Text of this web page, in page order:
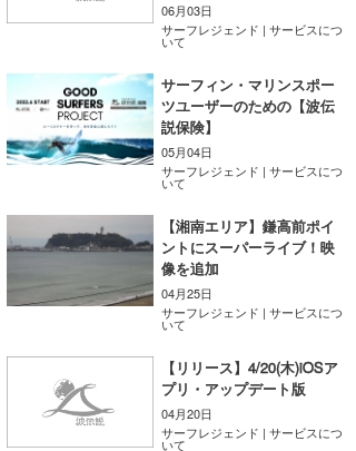
06月03日
サーフレジェンド | サービスにつ
いて
サーフィン・マリンスポー
ツユーザーのための【波伝
説保険】
05月04日
サーフレジェンド | サービスにつ
いて
【湘南エリア】鎌高前ポイ
ントにスーパーライブ！映
像を追加
04月25日
サーフレジェンド | サービスにつ
いて
【リリース】4/20(木)iOSア
プリ・アップデート版
04月20日
サーフレジェンド | サービスにつ
いて
熊谷素子
植村未来
大野”MAR”修聖
喜納海人
ECE
H
KID
KY
MIN
OYZ
S.K